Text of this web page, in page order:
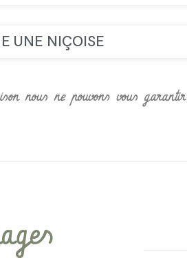
UNE NIÇOISE
nous ne pouvons vous